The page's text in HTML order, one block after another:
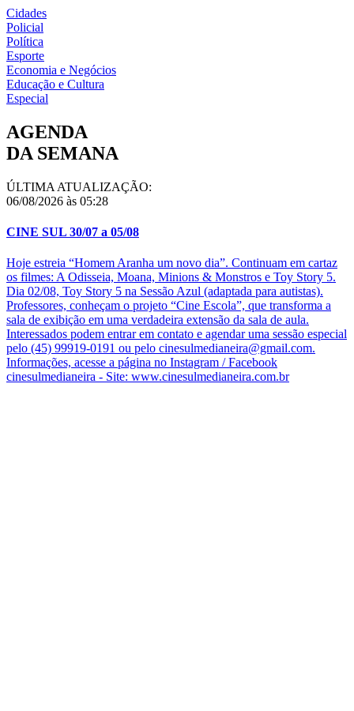
Cidades
Policial
Política
Esporte
Economia e Negócios
Educação e Cultura
Especial
AGENDA
DA SEMANA
ÚLTIMA ATUALIZAÇÃO:
06/08/2026 às 05:28
CINE SUL 30/07 a 05/08
Hoje estreia “Homem Aranha um novo dia”. Continuam em cartaz
os filmes: A Odisseia, Moana, Minions & Monstros e Toy Story 5.
Dia 02/08, Toy Story 5 na Sessão Azul (adaptada para autistas).
Professores, conheçam o projeto “Cine Escola”, que transforma a
sala de exibição em uma verdadeira extensão da sala de aula.
Interessados podem entrar em contato e agendar uma sessão especial
pelo (45) 99919-0191 ou pelo cinesulmedianeira@gmail.com.
Informações, acesse a página no Instagram / Facebook
cinesulmedianeira - Site: www.cinesulmedianeira.com.br